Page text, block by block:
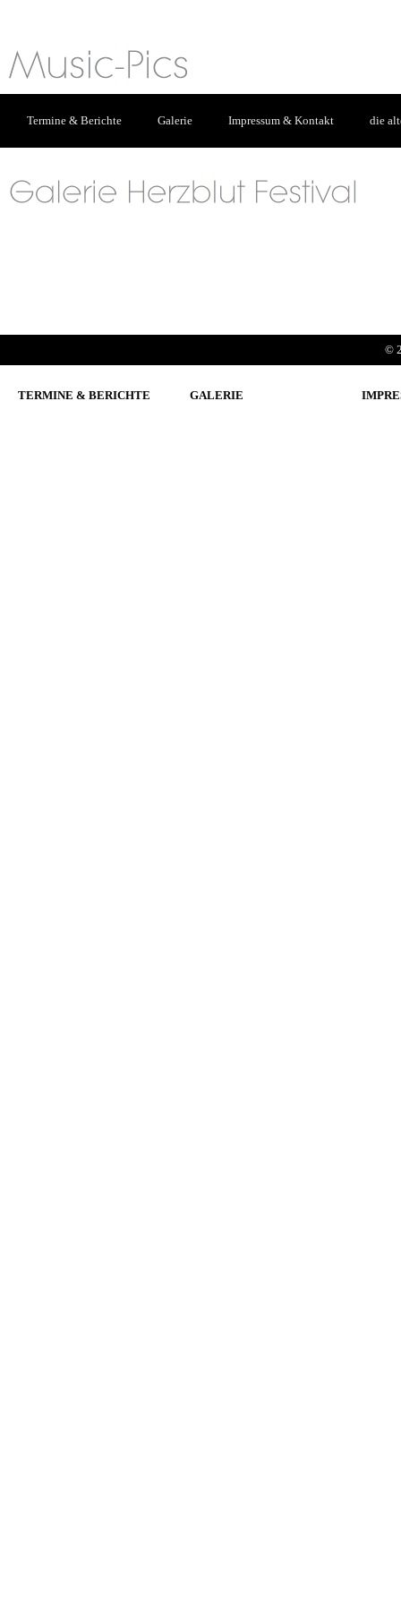
Termine & Berichte Galerie Impressum & Kontakt die
©
TERMINE & BERICHTE GALERIE